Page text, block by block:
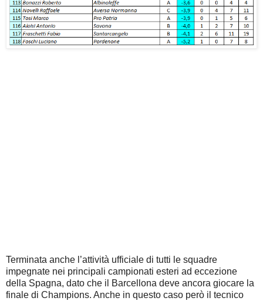
Terminata anche l’attività ufficiale di tutti le squadre
impegnate nei principali campionati esteri ad eccezione
della Spagna, dato che il Barcellona deve ancora giocare la
finale di Champions. Anche in questo caso però il tecnico